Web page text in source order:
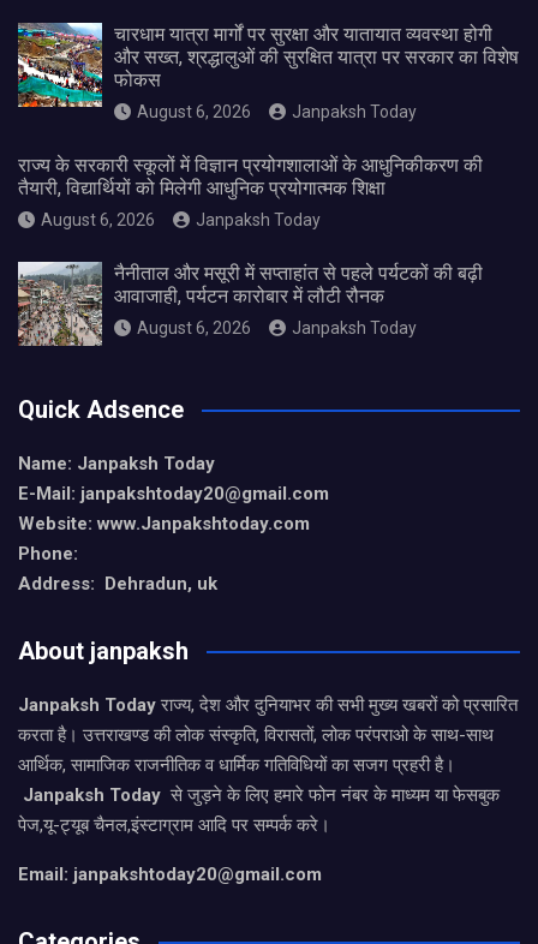
चारधाम यात्रा मार्गों पर सुरक्षा और यातायात व्यवस्था होगी
और सख्त, श्रद्धालुओं की सुरक्षित यात्रा पर सरकार का विशेष
फोकस
August 6, 2026 Janpaksh Today
राज्य के सरकारी स्कूलों में विज्ञान प्रयोगशालाओं के आधुनिकीकरण की
तैयारी, विद्यार्थियों को मिलेगी आधुनिक प्रयोगात्मक शिक्षा
August 6, 2026 Janpaksh Today
नैनीताल और मसूरी में सप्ताहांत से पहले पर्यटकों की बढ़ी
आवाजाही, पर्यटन कारोबार में लौटी रौनक
August 6, 2026 Janpaksh Today
Quick Adsence
Name: Janpaksh Today
E-Mail: janpakshtoday20@gmail.com
Website: www.Janpakshtoday.com
Phone:
Address: Dehradun, uk
About janpaksh
Janpaksh Todayराज्य, देश और दुनियाभर की सभी मुख्य खबरों को प्रसारित
करता है। उत्तराखण्ड की लोक संस्कृति, विरासतों, लोक परंपराओ के साथ-साथ
आर्थिक, सामाजिक राजनीतिक व धार्मिक गतिविधियों का सजग प्रहरी है।
Janpaksh Today से जुड़ने के लिए हमारे फोन नंबर के माध्यम या फेसबुक
पेज,यू-ट्यूब चैनल,इंस्टाग्राम आदि पर सम्पर्क करे।
Email: janpakshtoday20@gmail.com